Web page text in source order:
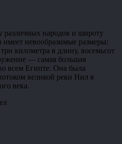
различных народов и широту
невообразимые размеры:
километра в длину, восемьсот
— самая большая
всем Египте. Она была
великой реки Нил в
века.